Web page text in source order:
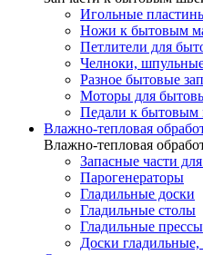
Игольные
Ножи к бытовым
Петлители для
Челноки,
Разное бытовые
Моторы для
Педали к
Влажно-тепловая
Влажно-тепловая
Запасные части
Парогенераторы
Гладильные доски
Гладильные столы
Гладильные прессы
Доски